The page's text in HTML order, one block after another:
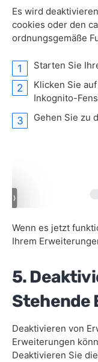
Es wird
cookies oder den
ordnungsgemäße
Starten Sie
Klicken Sie
Inkognito-
Gehen Sie zu
Wenn es jetzt
Ihrem
5.
Stehende
Deaktivieren von
Erweiterungen
Deaktivieren Sie